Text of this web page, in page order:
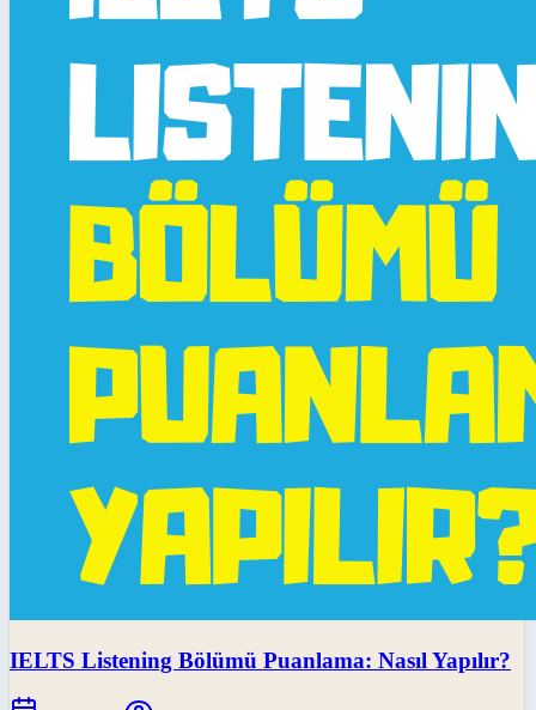
IELTS Listening Bölümü Puanlama: Nasıl Yapılır?